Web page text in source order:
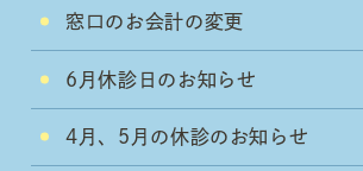
窓口のお会計の変更
6月休診日のお知らせ
4月、5月の休診のお知らせ